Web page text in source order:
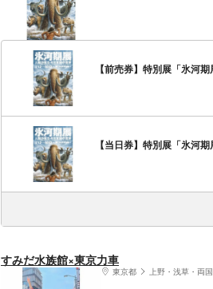
【前売券】特別展「氷河
【当日券】特別展「氷河
すみだ水族館×東京力車
東京都 上野・浅草・両国